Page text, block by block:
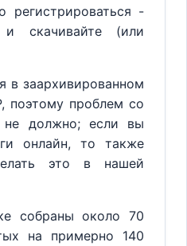
регистрироваться -
и скачивайте (или
в заархивированном
поэтому проблем со
не должно; если вы
онлайн, то также
это в нашей
собраны около 70
на примерно 140